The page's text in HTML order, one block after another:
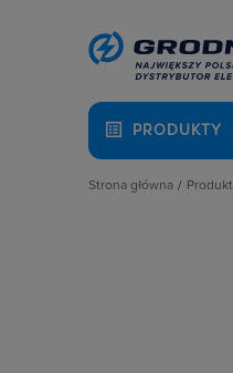
PRODUKTY
Strona główna